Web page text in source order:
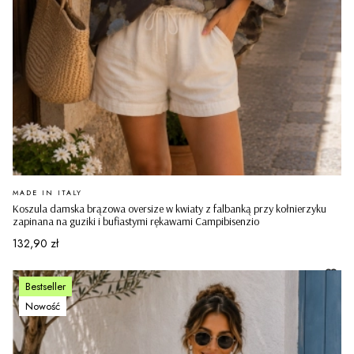
Koszula damska brązowa oversize w kwiaty z falbanką przy kołnierzyku
zapinana na guziki i bufiastymi rękawami Campibisenzio
PRODUCENT
MADE IN ITALY
Cena
132,90 zł
Bestseller
Nowość